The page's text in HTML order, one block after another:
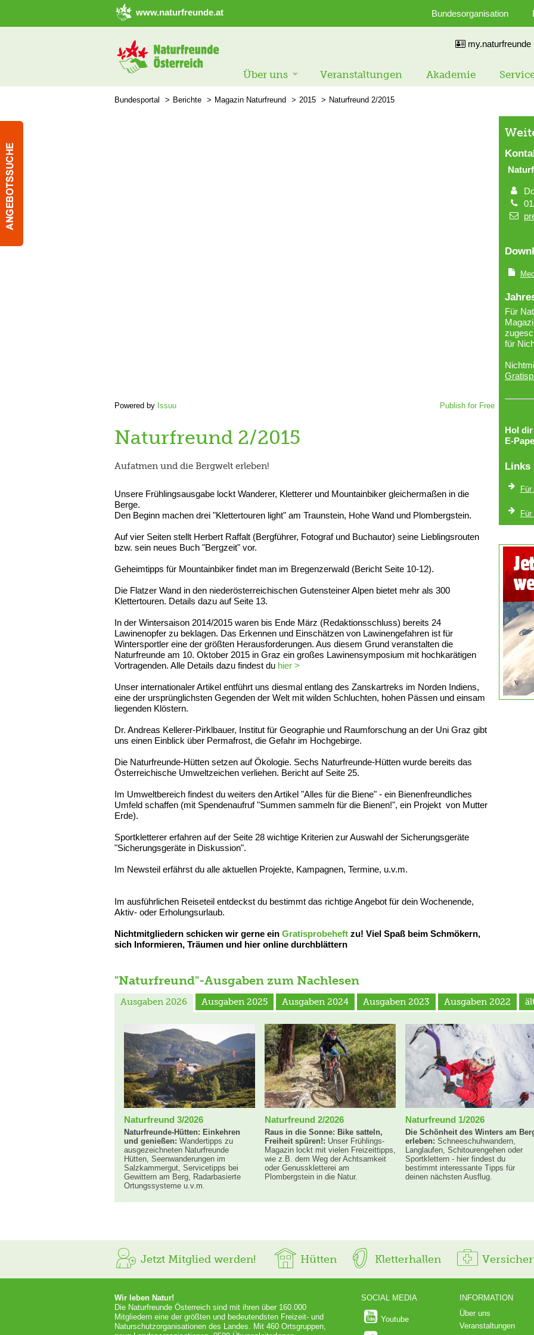
➜ Hauptregion der Seite anspringen
www.naturfreunde.at Bundesorganisation
my.naturfreunde
Über uns Veranstaltungen Akademie
Bundesportal Berichte Magazin Naturfreund 2015 Naturfreund 2/2015
Powered by Issuu Publish for Free
Naturfreund 2/2015
Aufatmen und die Bergwelt erleben!
Unsere Frühlingsausgabe lockt Wanderer, Kletterer und Mountainbiker gleichermaßen in die
Berge.
Den Beginn machen drei "Klettertouren light" am Traunstein, Hohe Wand und Plombergstein.
Auf vier Seiten stellt Herbert Raffalt (Bergführer, Fotograf und Buchautor) seine Lieblingsrouten
bzw. sein neues Buch "Bergzeit" vor.
Geheimtipps für Mountainbiker findet man im Bregenzerwald (Bericht Seite 10-12).
Die Flatzer Wand in den niederösterreichischen Gutensteiner Alpen bietet mehr als 300
Klettertouren. Details dazu auf Seite 13.
In der Wintersaison 2014/2015 waren bis Ende März (Redaktionsschluss) bereits 24
Lawinenopfer zu beklagen. Das Erkennen und Einschätzen von Lawinengefahren ist für
Wintersportler eine der größten Herausforderungen. Aus diesem Grund veranstalten die
Naturfreunde am 10. Oktober 2015 in Graz ein großes Lawinensymposium mit hochkarätigen
Vortragenden. Alle Details dazu findest du hier >
Unser internationaler Artikel entführt uns diesmal entlang des Zanskartreks im Norden Indiens,
eine der ursprünglichsten Gegenden der Welt mit wilden Schluchten, hohen Pässen und einsam
liegenden Klöstern.
Dr. Andreas Kellerer-Pirklbauer, Institut für Geographie und Raumforschung an der Uni Graz gibt
uns einen Einblick über Permafrost, die Gefahr im Hochgebirge.
Die Naturfreunde-Hütten setzen auf Ökologie. Sechs Naturfreunde-Hütten wurde bereits das
Österreichische Umweltzeichen verliehen. Bericht auf Seite 25.
Im Umweltbereich findest du weiters den Artikel "Alles für die Biene" - ein Bienenfreundliches
Umfeld schaffen (mit Spendenaufruf "Summen sammeln für die Bienen!", ein Projekt von Mutter
Erde).
Sportkletterer erfahren auf der Seite 28 wichtige Kriterien zur Auswahl der Sicherungsgeräte
"Sicherungsgeräte in Diskussion".
Im Newsteil erfährst du alle aktuellen Projekte, Kampagnen, Termine, u.v.m.
Im ausführlichen Reiseteil entdeckst du bestimmt das richtige Angebot für dein Wochenende,
Aktiv- oder Erholungsurlaub.
Nichtmitgliedern schicken wir gerne ein Gratisprobeheft zu! Viel Spaß beim Schmökern,
sich Informieren, Träumen und hier online durchblättern
Für
für
Hol
E-
Links
Für
"Naturfreund"-Ausgaben zum Nachlesen
Ausgaben 2026 Ausgaben 2025 Ausgaben 2024 Ausgaben 2023 Ausgaben 2022
Naturfreund 3/2026
Naturfreunde-Hütten: Einkehren
und genießen: Wandertipps zu
ausgezeichneten Naturfreunde
Hütten, Seenwanderungen im
Salzkammergut, Servicetipps bei
Gewittern am Berg, Radarbasierte
Ortungssysteme u.v.m.
Naturfreund 2/2026
Raus in die Sonne: Bike satteln,
Freiheit spüren!: Unser Frühlings-
Magazin lockt mit vielen Freizeittipps,
wie z.B. dem Weg der Achtsamkeit
oder Genusskletterei am
Plombergstein in die Natur.
Naturfreund 1/2026
Die Schönheit des Winters am
erleben: Schneeschuhwandern,
Langlaufen, Schitourengehen oder
Sportklettern - hier findest du
bestimmt interessante Tipps für
deinen nächsten Ausflug.
Jetzt Mitglied werden! Hütten Kletterhallen
Wir leben Natur!
Die Naturfreunde Österreich sind mit ihren über 160.000
Mitgliedern eine der größten und bedeutendsten Freizeit- und
Naturschutzorganisationen des Landes. Mit 460 Ortsgruppen,
SOCIAL MEDIA
Youtube
INFORMATION
Über uns
Veranstaltungen